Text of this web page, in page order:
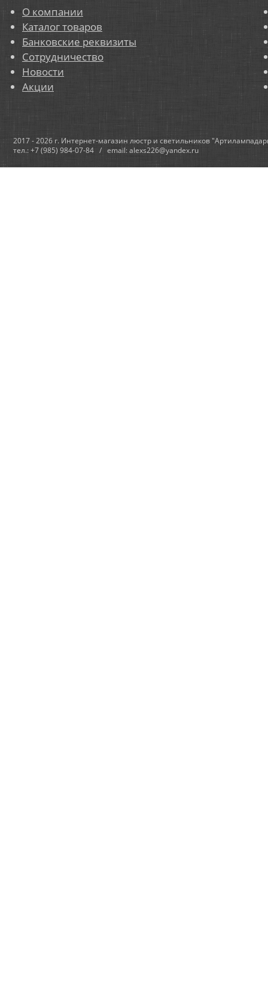
О компании
Каталог товаров
Банковские реквизиты
Сотрудничество
Новости
Акции
2017 - 2026 г. Интернет-магазин люстр и светильников
тел.: +7 (985) 984-07-84 / email: alexs226@yandex.ru